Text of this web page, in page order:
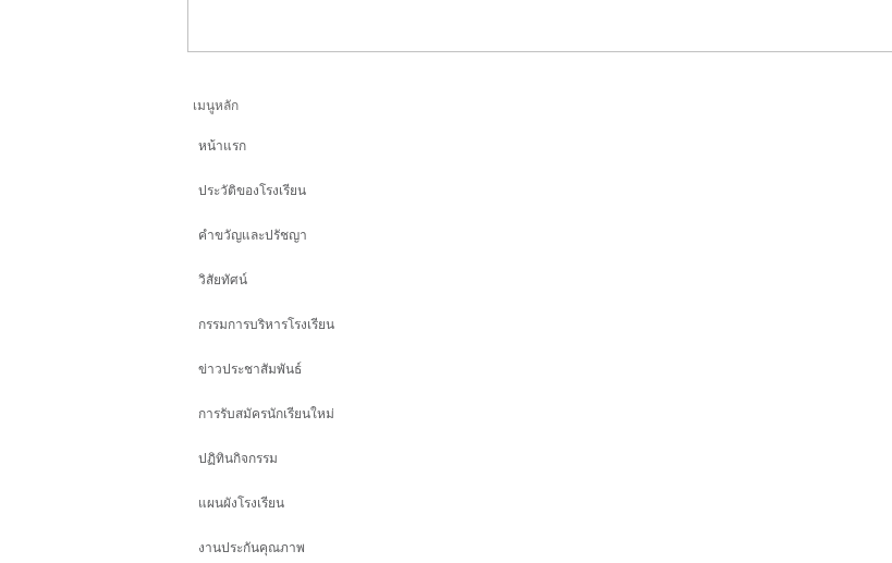
เมนูหลัก
หน้าแรก
ประวัติของโรงเรียน
คำขวัญและปรัชญา
วิสัยทัศน์
กรรมการบริหารโรงเรียน
ข่าวประชาสัมพันธ์
การรับสมัครนักเรียนใหม่
ปฏิทินกิจกรรม
แผนผังโรงเรียน
งานประกันคุณภาพ